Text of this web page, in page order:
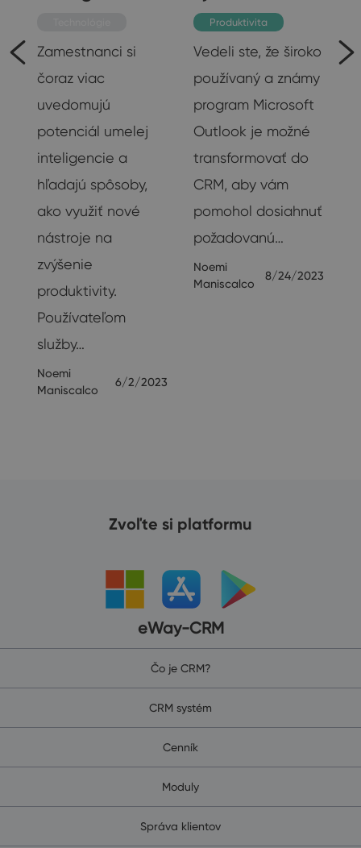
Zamestnanci si
čoraz viac
uvedomujú
potenciál umelej
inteligencie a
hľadajú spôsoby,
ako využiť nové
nástroje na
zvýšenie
produktivity.
Používateľom
služby…
Noemi
Maniscalco
6/2/2023
Produktivita
Vedeli ste, že široko
používaný a známy
program Microsoft
Outlook je možné
transformovať do
CRM, aby vám
pomohol dosiahnuť
požadovanú…
Noemi
Maniscalco
8/24/2023
Zvoľte si platformu
eWay-CRM
Čo je CRM?
CRM systém
Cenník
Moduly
Správa klientov